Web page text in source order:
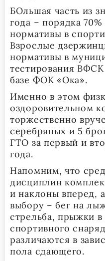
БОльшая часть из
года – порядка
нормативы в
Взрослые
нормативы в
тестирования
базе ФОК «Ока».
Именно в этом
оздоровительном
торжественно
серебряных и 5
ГТО за первый и
года.
Напомним, что
дисциплин
и наклоны вперед,
выбору – бег на
стрельба, прыжки
спортивного
различаются в
пола сдающего.